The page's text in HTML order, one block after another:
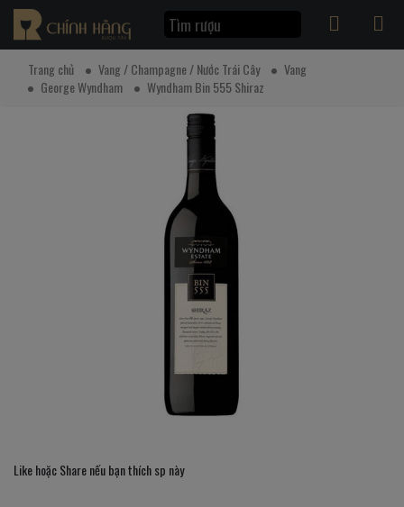
Trang chủ Vang / Champagne / Nước Trái Cây
Vang
George Wyndham
Wyndham Bin 555 Shiraz
Like hoặc Share nếu bạn thích sp này